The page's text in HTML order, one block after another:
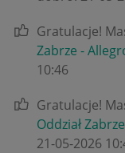
Gratulacje!
Zabrze -
10:46
Gratulacje!
Oddział
‎21-05-2026